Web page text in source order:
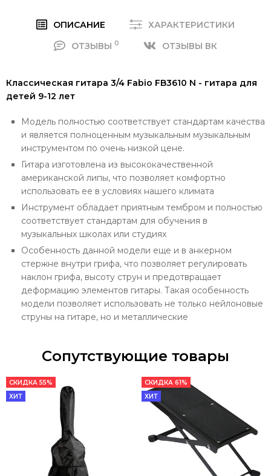
ОПИСАНИЕ
ХАРАКТЕРИСТИКИ
ОТЗЫВЫ 0 ОТЗЫВЫ ВК
Классическая гитара 3/4 Fabio FB3610 N - гитара для
детей 9-12 лет
Модель полностью соответствует стандартам качества
и является полноценным музыкальным музыкальным
инструментом по очень низкой цене.
Гитара изготовлена из высококачественной
американской липы, что позволяет комфортно
использовать ее в условиях нашего климата
Инструмент обладает приятным тембром и полностью
соответствует стандартам для обучения в
музыкальных школах или студиях
Особенность данной модели еще и в анкерном
стержне внутри грифа, что позволяет регулировать
наклон грифа, высоту струн и предотвращает
деформацию элементов гитары. Такая особенность
модели позволяет использовать не только нейлоновые
струны на гитаре, но и металлические
Сопутствующие товары
СКИДКА 55%
ХИТ
СКИДКА 61%
ХИТ